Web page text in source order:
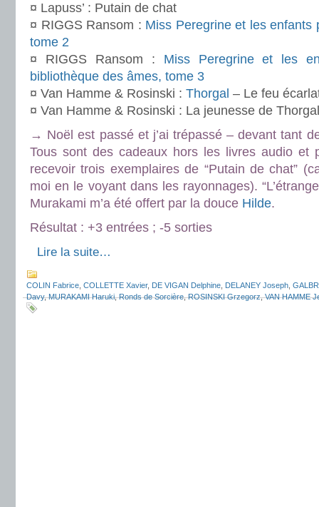
¤ Lapuss’ : Putain de chat
¤ RIGGS Ransom : Miss Peregrine et les enfants
tome 2
¤ RIGGS Ransom : Miss Peregrine et les
bibliothèque des âmes, tome 3
¤ Van Hamme & Rosinski : Thorgal – Le feu
¤ Van Hamme & Rosinski : La jeunesse de
→ Noël est passé et j’ai trépassé – devant tant
Tous sont des cadeaux hors les livres audio et
recevoir trois exemplaires de “Putain de chat”
moi en le voyant dans les rayonnages).
Murakami m’a été offert par la douce Hilde.
Résultat : +3 entrées ; -5 sorties
Lire la suite…
COLIN Fabrice COLLETTE Xavier, DE VIGAN Delphine DELANEY Joseph
Davy,MURAKAMI Haruki,Ronds de Sorcière,ROSINSKI Grzegorz,VAN HAMME